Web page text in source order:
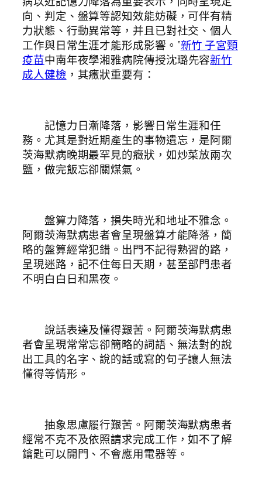
向、判定、盤算等認知效能妨礙，可伴有精
力狀態、行動異常等，并且已對社交、個人
工作與日常生涯才能形成影響。”新竹 子宮頸
疫苗中南年夜學湘雅病院傳授沈璐先容新竹
成人健檢 ，其癥狀重要有：
記憶力日漸降落，影響日常生涯和任
務。尤其是對近期產生的事物遺忘，是阿爾
茨海默病晚期最罕見的癥狀，如炒菜放兩次
鹽，做完飯忘卻關煤氣。
盤算力降落，損失時光和地址不雅念。
阿爾茨海默病患者會呈現盤算才能降落，簡
略的盤算經常犯錯。出門不記得熟習的路，
呈現迷路，記不住每日天期，甚至部門患者
不明白白日和黑夜。
說話表達及懂得艱苦。阿爾茨海默病患
者會呈現常常忘卻簡略的詞語、無法對的說
出工具的名字、說的話或寫的句子讓人無法
懂得等情形。
抽象思慮履行艱苦。阿爾茨海默病患者
經常不克不及依照請求完成工作，如不了解
鑰匙可以開門、不會應用電器等。